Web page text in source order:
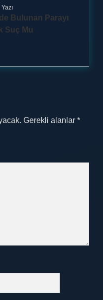
Bulunan Parayı
Suç Mu
Gerekli alanlar *